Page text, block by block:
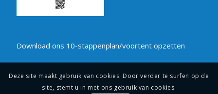
Download ons 10-stappenplan/voortent opzetten
Deze site maakt gebruik van cookies. Door verder te surfen op de
site, stemt u in met ons gebruik van cookies.